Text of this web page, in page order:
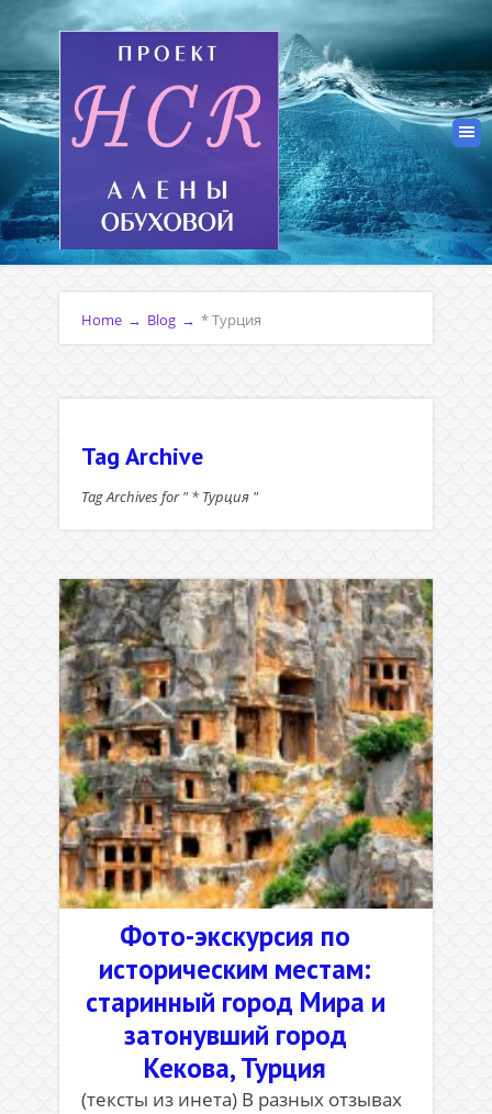
Home → Blog → * Турция
Tag Archive
Tag Archives for " * Турция "
Фото-экскурсия по
историческим местам:
старинный город Мира и
затонувший город
Кекова, Турция
(тексты из инета) В разных отзывах